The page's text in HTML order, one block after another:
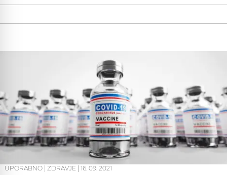
UPORABNO | ZDRAVJE | 16. 09. 2021